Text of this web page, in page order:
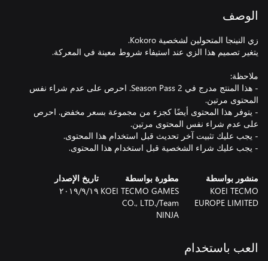
الوصف
- هذا المنتج مدرج في Season Pass 2. احرص على عدم شراء نفس
- يتوفر هذا المحتوى أيضًا كجزء من مجموعة بسعر مخفض. احرص
- يجب عليك شراء الشخصية قبل استخدام هذا المحتوى.
منشور بواسطة
KOEI TECMO
EUROPE LIMITED
مطورة بواسطة
KOEI TECMO GAMES
CO., LTD./Team
NINJA
تاريخ الإصدار
١٩‏/٩‏/٢٠١٩
العب باستخدام